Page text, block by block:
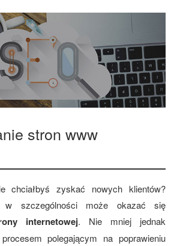
stron www
chciałbyś zyskać nowych klientów?
w szczególności może okazać się
internetowej. Nie mniej jednak
polegającym na poprawieniu